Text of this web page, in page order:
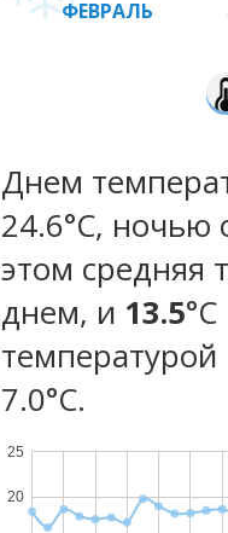
ФЕВРАЛЬ
Днем
24.6°C, ночью
этом средняя
днем, и 13.5
температурой
7.0°С.
20
25